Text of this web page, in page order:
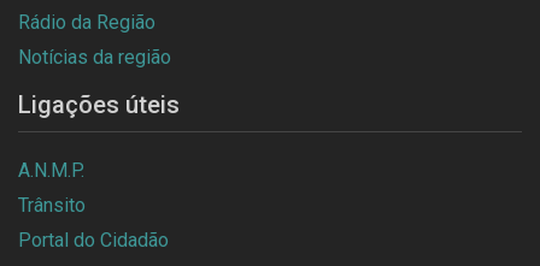
Rádio da Região
Notícias da região
Ligações úteis
A.N.M.P.
Trânsito
Portal do Cidadão